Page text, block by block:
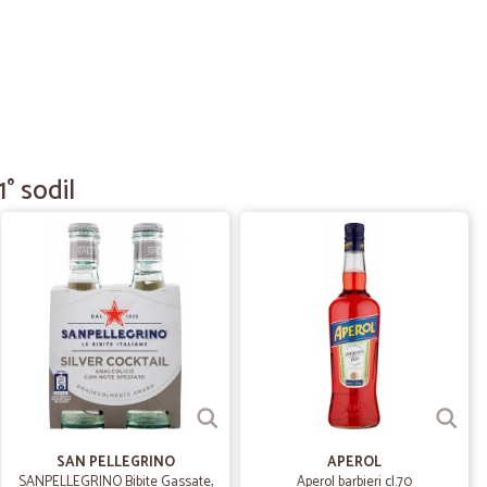
alla perfezione. Grazie Cicalia
21/06/2022
confezionato_ Tutto OK
05/10/2020
sodil
SAN PELLEGRINO
SANPELLEGRINO Bibite Gassate,
APEROL
Aperol barbieri cl.70